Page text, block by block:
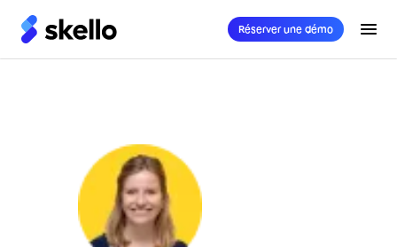
Réserver une démo